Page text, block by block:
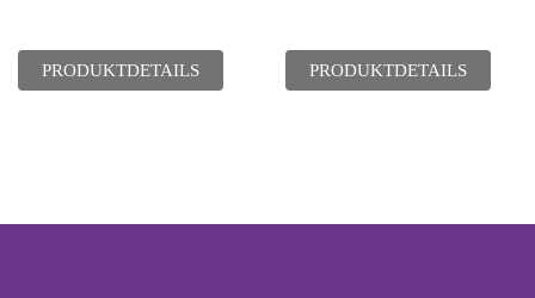
PRODUKTDETAILS PRODUKTDETAILS